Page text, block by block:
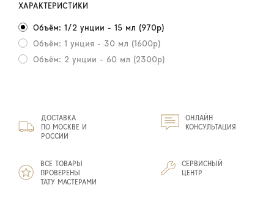
ХАРАКТЕРИСТИКИ
Объём: 1/2 унции - 15 мл (970р)
Объём: 1 унция - 30 мл (1600р)
Объём: 2 унции - 60 мл (2300р)
ДОСТАВКА
ПО МОСКВЕ И
РОССИИ
ОНЛАЙН
КОНСУЛЬТАЦИЯ
ВСЕ ТОВАРЫ
ПРОВЕРЕНЫ
ТАТУ МАСТЕРАМИ
СЕРВИСНЫЙ
ЦЕНТР